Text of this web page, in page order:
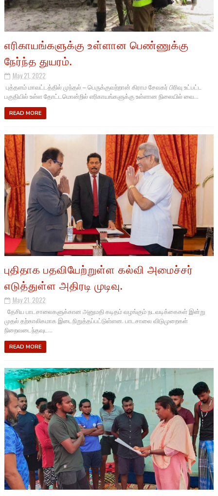
எரிகாயங்களுக்கு உள்ளான பெண்ணுக்கு
நேர்ந்த துயரம்.
May 21, 2022
புத்தளம் மாவட்டத்தில் முந்தல் – பெருக்குவற்றான் கிராம சேவகர் பிரிவு உட்பட்ட
பகுதியில் உள்ள தோட்டமொன்றில் எரிகாயங்களுக்கு உள்ளான நிலையில் வை...
READ MORE
புதிதாக பதவியேற்றுள்ள கல்வி அமைச்சர்
எடுத்துள்ள அதிரடி முடிவு.
May 21, 2022
தேசிய பாடசாலைகளுக்கான அனுமதி கடிதம் வழங்கும் நடவடிக்கைகள் இன்று
முதல் தற்காலிகமாக இடைநிறுத்தப்பட்டுள்ளன. பாடசாலை விடுமுறைகள்
நிறைவடைந்தவுட...
READ MORE